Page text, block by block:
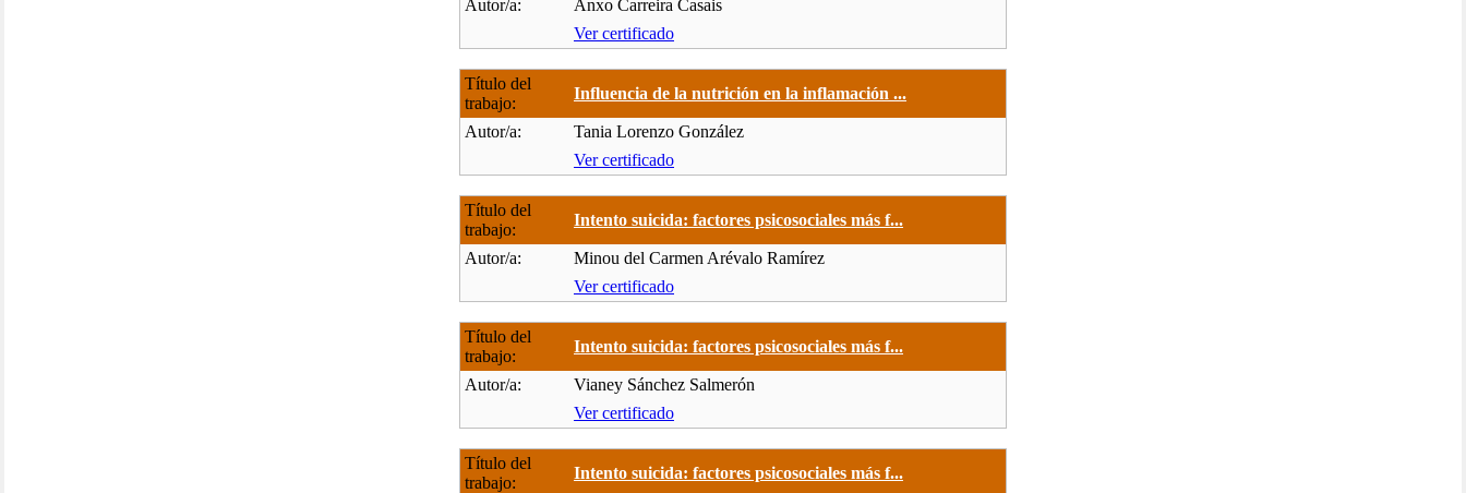
Autor/a:
Anxo Carreira Casais
Ver certificado
Título del
trabajo:
Influencia de la nutrición en la inflamación ...
Autor/a:
Tania Lorenzo González
Ver certificado
Título del
trabajo:
Intento suicida: factores psicosociales más f...
Autor/a:
Minou del Carmen Arévalo Ramírez
Ver certificado
Título del
trabajo:
Intento suicida: factores psicosociales más f...
Autor/a:
Vianey Sánchez Salmerón
Ver certificado
Título del
trabajo:
Intento suicida: factores psicosociales más f...